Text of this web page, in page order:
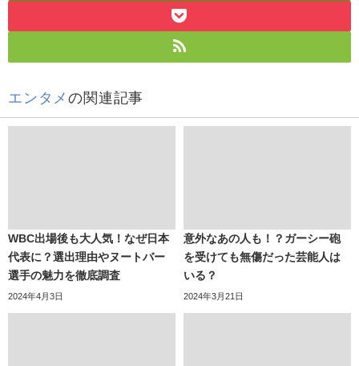
エンタメの関連記事
WBC出場後も大人気！なぜ日本
代表に？選出理由やヌートバー
選手の魅力を徹底調査
2024年4月3日
意外なあの人も！？ガーシー砲
を受けても無傷だった芸能人は
いる？
2024年3月21日